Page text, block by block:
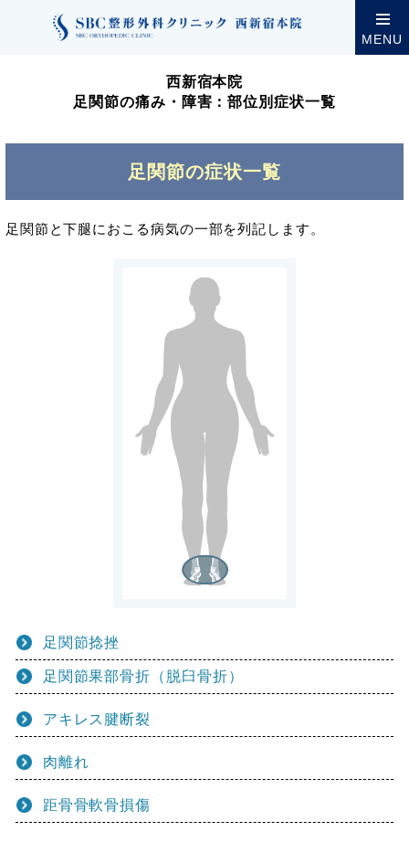
MENU
クリニック案内 西新宿本院の診療・設
西新宿本院
足関節の痛み・障害：部位別症状一覧
足関節の症状一覧
足関節と下腿におこる病気の一部を列記します。
足関節捻挫
足関節果部骨折（脱臼骨折）
アキレス腱断裂
肉離れ
距骨骨軟骨損傷